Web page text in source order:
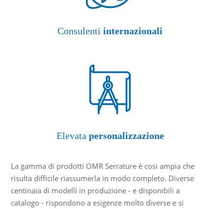
Consulenti internazionali
Elevata personalizzazione
La gamma di prodotti OMR Serrature è così ampia che
risulta difficile riassumerla in modo completo. Diverse
centinaia di modelli in produzione - e disponibili a
catalogo - rispondono a esigenze molto diverse e si